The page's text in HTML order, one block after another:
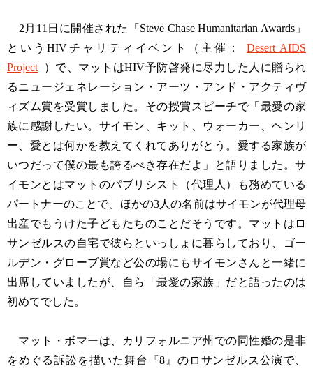
2月11日に開催された「Steve Chase Humanitarian Awards」
というHIVチャリティイベント（主催：
Desert AIDS
Project
）で、マットはHIV予防啓発に尽力した人に贈られ
るニュージェネレーション・アーツ・アンド・アクティヴ
ィズム賞を受賞しました。その授賞スピーチで「最愛の家
族に感謝したい。サイモン、キット、ウォーカー、ヘンリ
ー、愛とは何かを教えてくれてありがとう。愛する家族が
いつだって僕の最も誇るべき存在だよ」と語りました。サ
イモンとはマットのパブリシスト（代理人）も務めている
パートナーのことで、ほかの3人の名前はサイモンが代理母
出産でもうけた子どもたちのことだそうです。マットはロ
サンゼルスの自宅で彼らといっしょに暮らしており、ゴー
ルデン・グローブ賞など公の場にもサイモンさんと一緒に
出席していましたが、自ら「最愛の家族」だと語ったのは
初めてでした。
マット・ボマーは、カリフォルニア州での同性婚の是非
をめぐる訴訟を描いた舞台『8』のロサンゼルス公演で、